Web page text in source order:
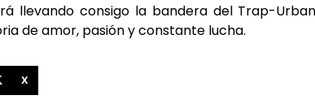
llevando consigo la bandera del Trap-
de amor, pasión y constante lucha.
X